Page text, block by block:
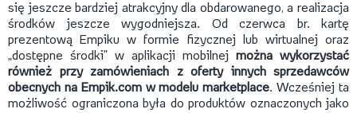
się jeszcze bardziej atrakcyjny dla obdarowanego, a realizacja
środków jeszcze wygodniejsza. Od czerwca br. kartę
prezentową Empiku w formie fizycznej lub wirtualnej oraz
„dostępne środki” w aplikacji mobilnej można wykorzystać
również przy zamówieniach z oferty innych sprzedawców
obecnych na Empik.com w modelu marketplace. Wcześniej ta
możliwość ograniczona była do produktów oznaczonych jako